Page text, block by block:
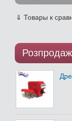
⇓ Товары к
Розпродаж